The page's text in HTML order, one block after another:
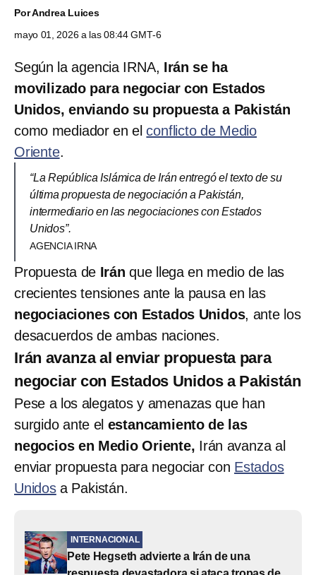
PorAndrea Luices
mayo 01, 2026 a las 08:44 GMT-6
Según la agencia IRNA, Irán se ha
movilizado para negociar con Estados
Unidos, enviando su propuesta a Pakistán
como mediador en elconflicto de Medio
Oriente.
“La República Islámica de Irán entregó el texto de su
última propuesta de negociación a Pakistán,
intermediario en las negociaciones con Estados
Unidos”.
AGENCIA IRNA
Propuesta de Irán que llega en medio de las
crecientes tensiones ante la pausa en las
negociaciones con Estados Unidos, ante los
desacuerdos de ambas naciones.
Irán avanza al enviar propuesta para
negociar con Estados Unidos a Pakistán
Pese a los alegatos y amenazas que han
surgido ante el estancamiento de las
negocios en Medio Oriente, Irán avanza al
enviar propuesta para negociar con Estados
Unidosa Pakistán.
INTERNACIONAL
Pete Hegseth advierte a Irán de una